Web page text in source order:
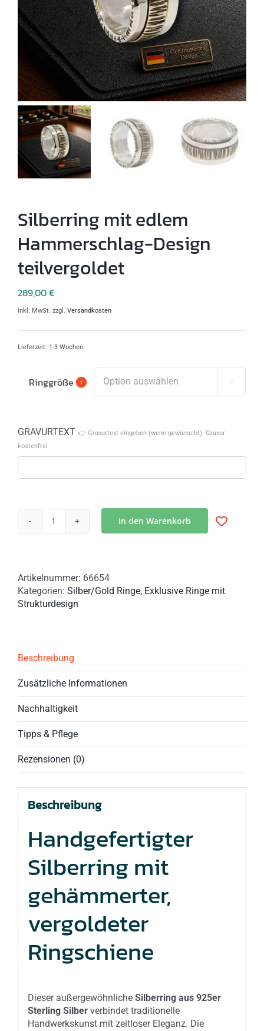
Silberring mit edlem
Hammerschlag-Design
teilvergoldet
289,00€
inkl. MwSt. zzgl. Versandkosten
Lieferzeit: 1-3 Wochen
Ringgröße i 
GRAVURTEXT 👉 Gravurtext eingeben (wenn gewünscht). Gravur
kostenfrei
Silberring
Design
teilvergoldet
Menge
In den Warenkorb
Artikelnummer: 66654
Kategorien: Silber/Gold Ringe, Exklusive Ringe mit
Strukturdesign
Beschreibung
Zusätzliche Informationen
Nachhaltigkeit
Tipps & Pflege
Rezensionen (0)
Beschreibung
Handgefertigter
Silberring mit
gehämmerter,
vergoldeter
Ringschiene
Dieser außergewöhnliche Silberring aus 925er
Sterling Silberverbindet traditionelle
Handwerkskunst mit zeitloser Eleganz. Die